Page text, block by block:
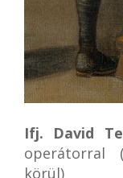
Ifj. David
operátorral
körül)